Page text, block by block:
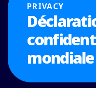
PRIVACY
mondiale